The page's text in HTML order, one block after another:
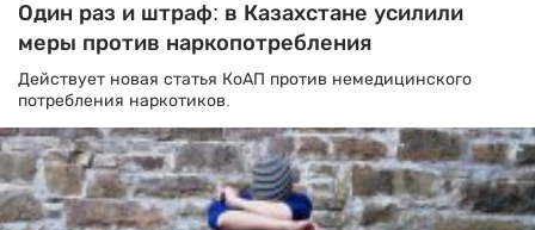
Один раз и штраф: в Казахстане усилили
меры против наркопотребления
Действует новая статья КоАП против немедицинского
потребления наркотиков.